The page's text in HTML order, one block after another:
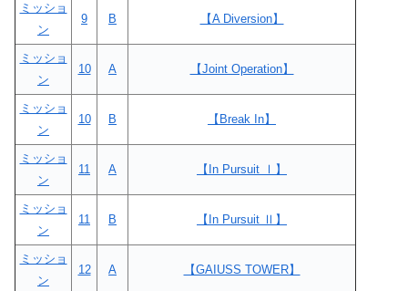
ミッショ
ン
9 B 【A Diversion】
ミッショ
ン
10 A 【Joint Operation】
ミッショ
ン
10 B 【Break In】
ミッショ
ン
11 A 【In Pursuit Ⅰ】
ミッショ
ン
11 B 【In Pursuit Ⅱ】
ミッショ
ン
12 A 【GAIUSS TOWER】